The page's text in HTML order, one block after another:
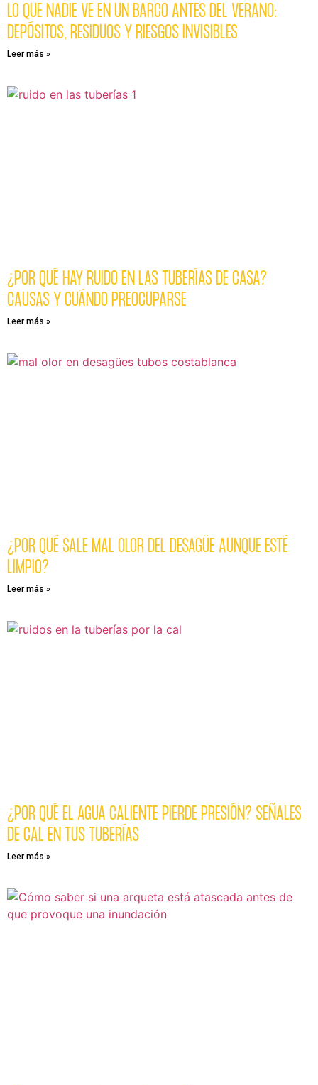
LO QUE NADIE VE EN UN BARCO ANTES DEL VERANO:
DEPÓSITOS, RESIDUOS Y RIESGOS INVISIBLES
Leer más »
¿POR QUÉ HAY RUIDO EN LAS TUBERÍAS DE CASA?
CAUSAS Y CUÁNDO PREOCUPARSE
Leer más »
¿POR QUÉ SALE MAL OLOR DEL DESAGÜE AUNQUE ESTÉ
LIMPIO?
Leer más »
¿POR QUÉ EL AGUA CALIENTE PIERDE PRESIÓN? SEÑALES
DE CAL EN TUS TUBERÍAS
Leer más »